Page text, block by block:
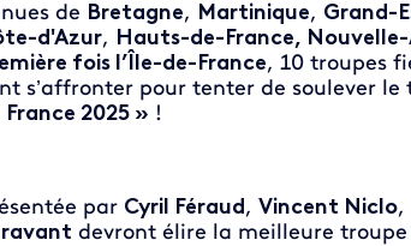
de Bretagne, Martinique, Grand-
d'Azur, Hauts-de-France,
fois l’Île-de-France, 10 troupes
s’affronter pour tenter de soulever le
France 2025 » !
par Cyril Féraud, Vincent Niclo,
devront élire la meilleure